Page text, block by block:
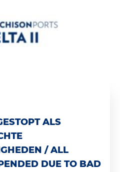
ALS
/ ALL
DUE TO BAD